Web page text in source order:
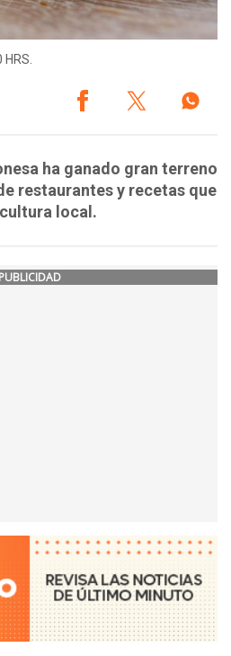
HRS.
ha ganado gran terreno
restaurantes y recetas que
local.
PUBLICIDAD